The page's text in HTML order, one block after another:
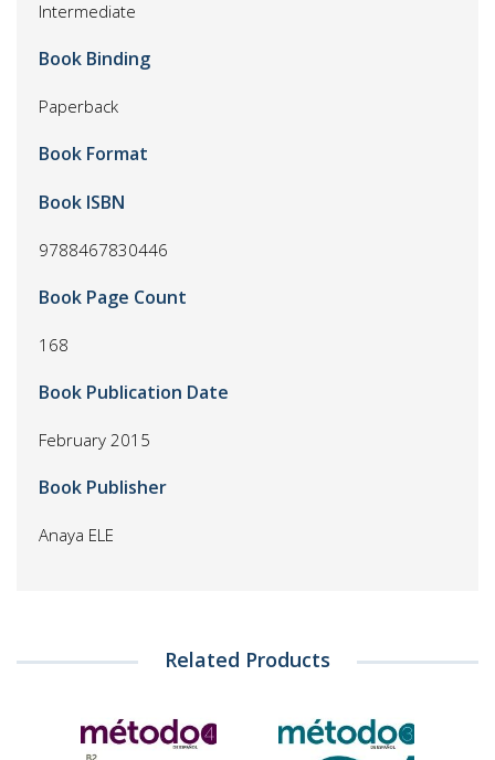
Intermediate
Book Binding
Paperback
Book Format
Book ISBN
9788467830446
Book Page Count
168
Book Publication Date
February 2015
Book Publisher
Anaya ELE
Related Products